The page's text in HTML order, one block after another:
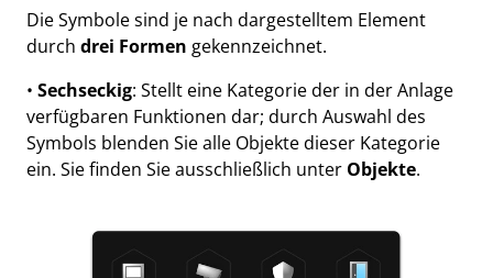
Die Symbole sind je nach dargestelltem Element
durch drei Formen gekennzeichnet.
• Sechseckig: Stellt eine Kategorie der in der Anlage
verfügbaren Funktionen dar; durch Auswahl des
Symbols blenden Sie alle Objekte dieser Kategorie
ein. Sie finden Sie ausschließlich unter Objekte.